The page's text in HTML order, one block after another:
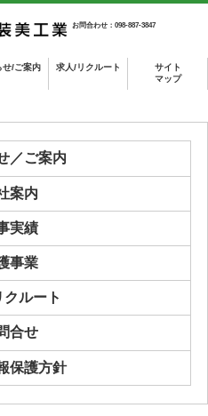
お問合わせ：098-887-3847
せ/ご案内 求人/リクルート
サイト
マップ
／ご案内
案内
実績
事業
クルート
合せ
保護方針